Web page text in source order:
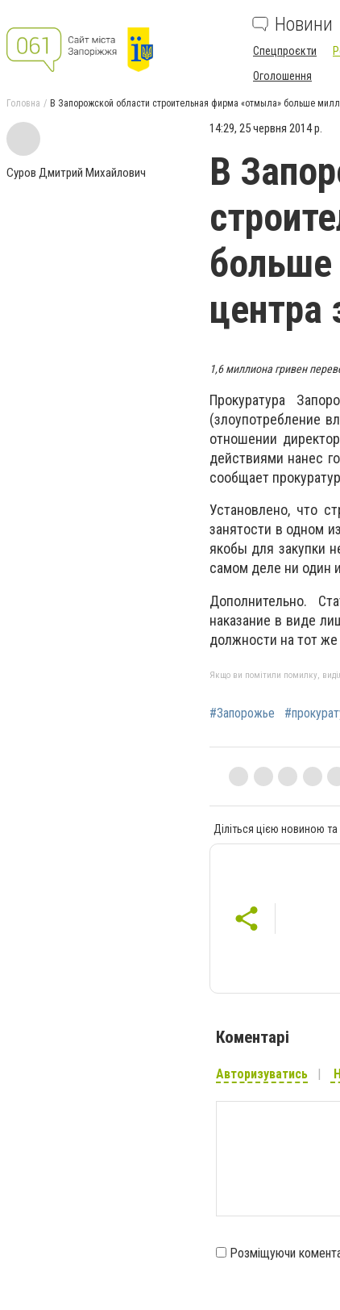
Новини
Спецпроєкти
Оголошення
Головна В Запорожской области строительная фирма «отмыла» больше
Суров Дмитрий Михайлович
14:29, 25 червня 2014 р.
В
больше
центра
1,6 миллиона гривен
Прокуратура
(злоупотребление
отношении
действиями нанес
сообщает
Установлено, что
занятости в одном
якобы для закупки
самом деле ни один
Дополнительно.
наказание в виде
должности на тот
Якщо ви помітили помилку,
#Запорожье
Діліться цією новиною
Коментарі
Авторизуватись
Розміщуючи